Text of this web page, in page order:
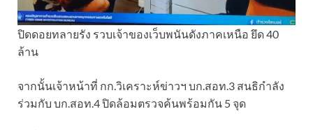
ปิดดอยทลายรัง รวบเจ้าของเว็บพนันดังภาคเหนือ ยึด 40
ล้าน
จากนั้นเจ้าหน้าที่ กก.วิเคราะห์ข่าวฯ บก.สอท.3 สนธิกำลัง
ร่วมกับ บก.สอท.4 ปิดล้อมตรวจค้นพร้อมกัน 5 จุด